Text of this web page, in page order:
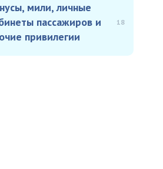
мили, личные
пассажиров и
привилегии
18